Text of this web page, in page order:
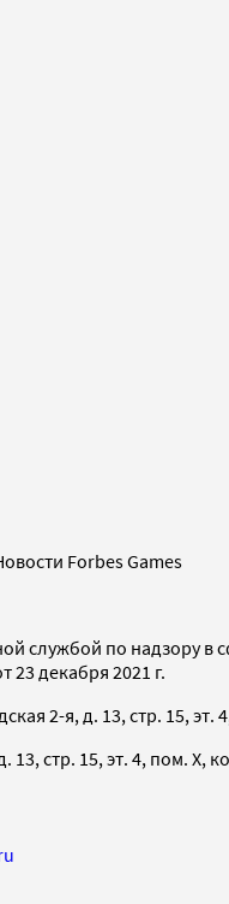
Forbes Games
службой по надзору
декабря 2021 г.
2-я, д. 13, стр. 15, эт.
стр. 15, эт. 4, пом. X,